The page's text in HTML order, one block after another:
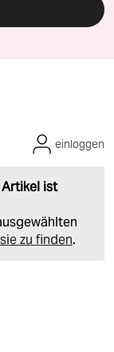
ist
zu finden.
einloggen